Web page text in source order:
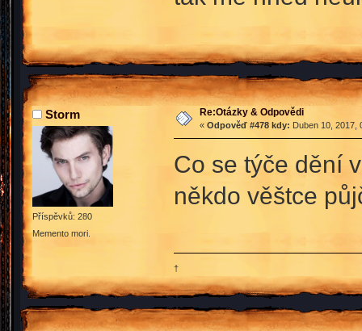
Storm
Příspěvků: 280
Memento mori.
Re:Otázky & Odpovědi
« Odpověď #478 kdy: Duben 10, 2017,
Co se týče dění
někdo věštce
†